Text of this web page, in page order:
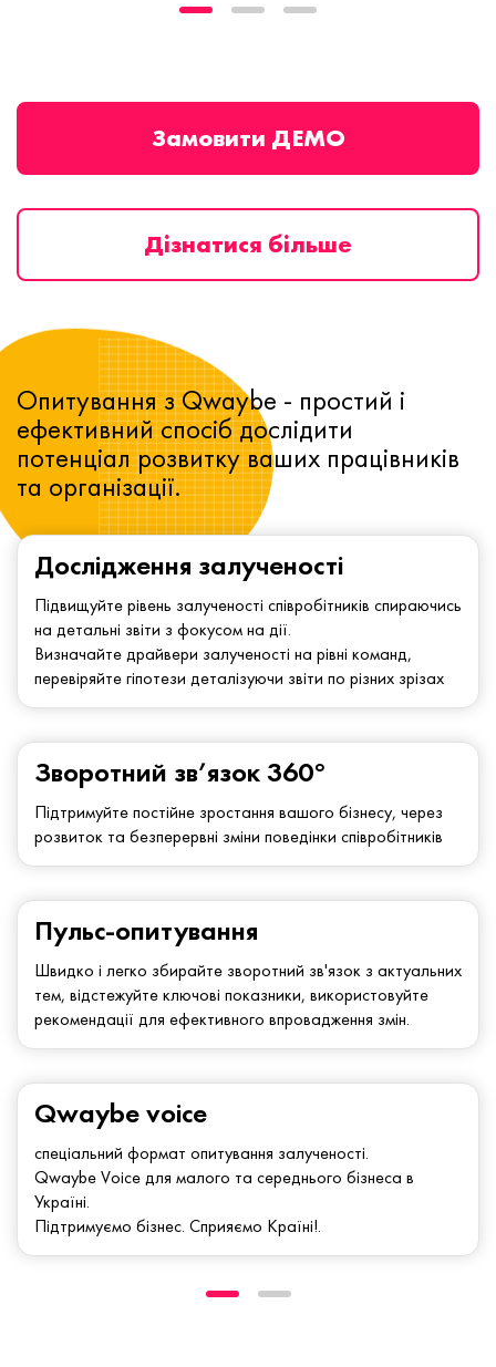
Замовити ДЕМО
Дізнатися більше
Дослідження залученості
Підвищуйте рівень залученості співробітників спираючись
на детальні звіти з фокусом на дії.
Визначайте драйвери залученості на рівні команд,
перевіряйте гіпотези деталізуючи звіти по різних зрізах
Зворотний зв’язок 360°
Підтримуйте постійне зростання вашого бізнесу, через
розвиток та безперервні зміни поведінки співробітників
Опитування з Qwaybe - простий і
ефективний спосіб дослідити
потенціал розвитку ваших працівників
та організації.
Qwaybe voice
спеціальний формат опитування залученості.
Qwaybe Voice для малого та середнього бізнеса в
Україні.
Підтримуємо бізнес. Сприяємо Країні!.
Пульс-опитування
Швидко і легко збирайте зворотний зв'язок з актуальних
тем, відстежуйте ключові показники, використовуйте
рекомендації для ефективного впровадження змін.